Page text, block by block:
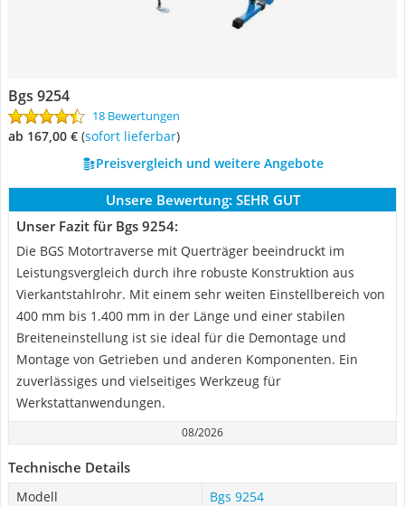
Bgs 9254
18 Bewertungen
ab 167,00 € ( Sofort lieferbar)
Preisvergleich und weitere Angebote
Unsere Bewertung: SEHR GUT
Unser Fazit für Bgs 9254:
Die BGS Motortraverse mit Querträger beeindruckt im
Leistungsvergleich durch ihre robuste Konstruktion aus
Vierkantstahlrohr. Mit einem sehr weiten Einstellbereich von
400 mm bis 1.400 mm in der Länge und einer stabilen
Breiteneinstellung ist sie ideal für die Demontage und
Montage von Getrieben und anderen Komponenten. Ein
zuverlässiges und vielseitiges Werkzeug für
Werkstattanwendungen.
08/2026
Technische Details
Modell
Bgs 9254